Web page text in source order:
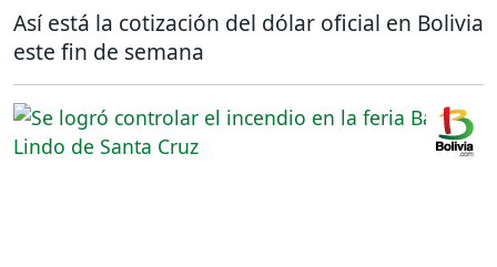
Así está la cotización del dólar oficial en Bolivia
este fin de semana